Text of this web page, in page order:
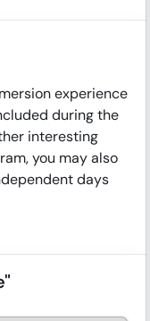
experience
during the
interesting
you may also
days